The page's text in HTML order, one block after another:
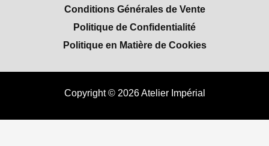
Conditions Générales de Vente
Politique de Confidentialité
Politique en Matière de Cookies
Copyright © 2026 Atelier Impérial